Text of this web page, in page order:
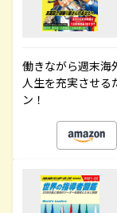
働きながら週末海
人生を充実させる
ン！